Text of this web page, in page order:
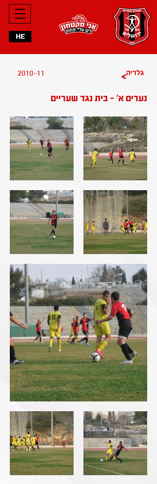
HE
2010-11 >גלריה
נערים א' - בית נגד שעריים